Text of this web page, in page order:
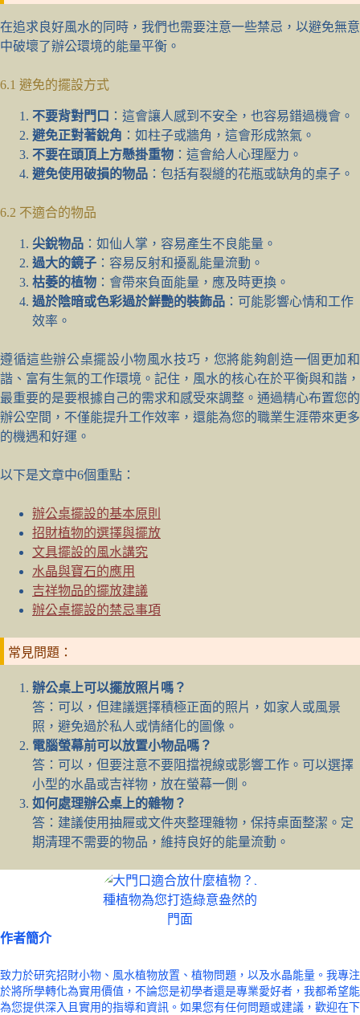
在追求良好風水的同時，我們也需要注意一些禁忌，以避免無意
中破壞了辦公環境的能量平衡。
6.1 避免的擺設方式
不要背對門口 ：這會讓人感到不安全，也容易錯過機會。
避免正對著銳角 ：如柱子或牆角，這會形成煞氣。
不要在頭頂上方懸掛重物 ：這會給人心理壓力。
避免使用破損的物品 ：包括有裂縫的花瓶或缺角的桌子。
6.2 不適合的物品
尖銳物品 ：如仙人掌，容易產生不良能量。
過大的鏡子 ：容易反射和擾亂能量流動。
枯萎的植物 ：會帶來負面能量，應及時更換。
過於陰暗或色彩過於鮮艷的裝飾品 ：可能影響心情和工作
效率。
遵循這些辦公桌擺設小物風水技巧，您將能夠創造一個更加和
諧、富有生氣的工作環境。記住，風水的核心在於平衡與和諧，
最重要的是要根據自己的需求和感受來調整。通過精心布置您的
辦公空間，不僅能提升工作效率，還能為您的職業生涯帶來更多
的機遇和好運。
以下是文章中6個重點：
辦公桌擺設的基本原則
招財植物的選擇與擺放
文具擺設的風水講究
水晶與寶石的應用
吉祥物品的擺放建議
辦公桌擺設的禁忌事項
常見問題：
辦公桌上可以擺放照片嗎？
答：可以，但建議選擇積極正面的照片，如家人或風景
照，避免過於私人或情緒化的圖像。
電腦螢幕前可以放置小物品嗎？
答：可以，但要注意不要阻擋視線或影響工作。可以選擇
小型的水晶或吉祥物，放在螢幕一側。
如何處理辦公桌上的雜物？
答：建議使用抽屜或文件夾整理雜物，保持桌面整潔。定
期清理不需要的物品，維持良好的能量流動。
作者簡介
致力於研究招財小物、風水植物放置、植物問題，以及水晶能量。我專注
於將所學轉化為實用價值，不論您是初學者還是專業愛好者，我都希望能
為您提供深入且實用的指導和資訊。如果您有任何問題或建議，歡迎在下